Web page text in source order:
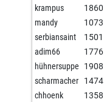
krampus 1860
mandy 1073
serbiansaint 1501
adim66 1776
hühnersuppe 1908
scharmacher 1474
chhoenk 1358